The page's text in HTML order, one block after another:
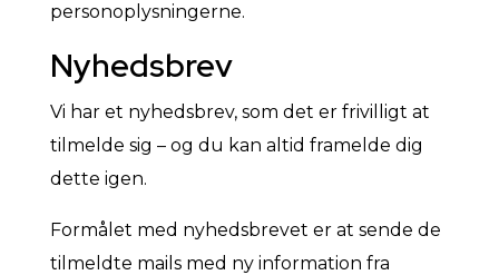
personoplysningerne.
Nyhedsbrev
Vi har et nyhedsbrev, som det er frivilligt at
tilmelde sig – og du kan altid framelde dig
dette igen.
Formålet med nyhedsbrevet er at sende de
tilmeldte mails med ny information fra